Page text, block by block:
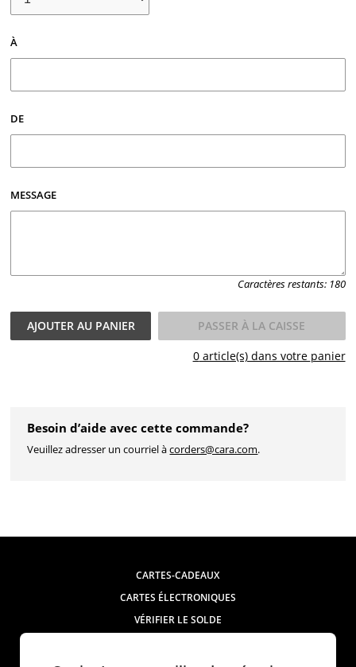
À
DE
MESSAGE
Caractères restants: 180
AJOUTER AU PANIER
PASSER À LA CAISSE
0article(s) dans votre panier
Besoin d’aide avec cette commande?
Veuillez adresser un courriel àcorders@cara.com.
CARTES-CADEAUX
CARTES ÉLECTRONIQUES
VÉRIFIER LE SOLDE